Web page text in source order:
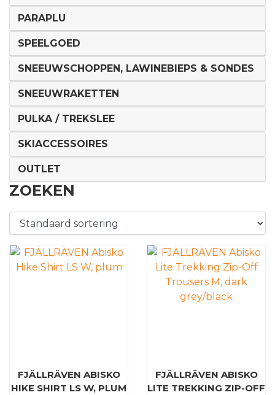
PARAPLU
SPEELGOED
SNEEUWSCHOPPEN, LAWINEBIEPS & SONDES
SNEEUWRAKETTEN
PULKA / TREKSLEE
SKIACCESSOIRES
OUTLET
ZOEKEN
FJÄLLRÄVEN ABISKO
HIKE SHIRT LS W, PLUM
FJÄLLRÄVEN ABISKO
LITE TREKKING ZIP-OFF